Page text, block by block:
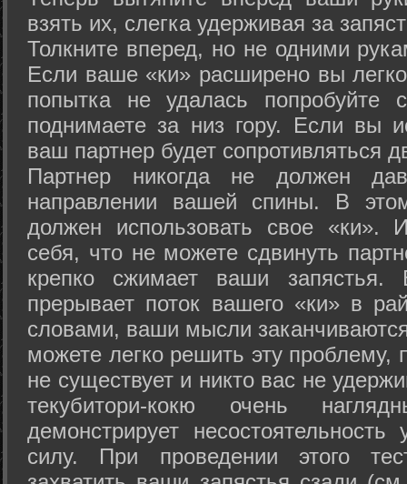
взять их, слегка удерживая за
Толкните вперед, но не одними
Если ваше «ки» расширено вы
попытка не удалась попробуйте
поднимаете за низ гору. Если вы
ваш партнер будет сопротивляться
Партнер никогда не должен
направлении вашей спины. В
должен использовать свое «ки».
себя, что не можете сдвинуть
крепко сжимает ваши запястья.
прерывает поток вашего «ки» в
словами, ваши мысли
можете легко решить эту проблему,
не существует и никто вас не
текубитори-кокю очень
демонстрирует
силу. При проведении этого